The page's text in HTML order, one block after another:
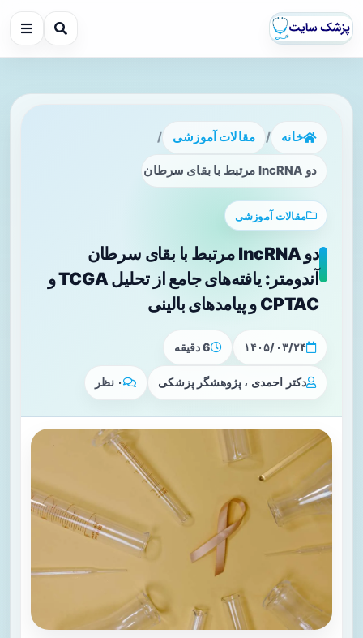
خانه / مقالات آموزشی /
دو lncRNA مرتبط با بقای سرطان آندومتر: یافته‌های جامع از تحلیل TCGA و CPTAC و پیامدهای بالینی
مقالات آموزشی
دو lncRNA مرتبط با بقای سرطان
آندومتر: یافته‌های جامع از تحلیل TCGA و
CPTAC و پیامدهای بالینی
۱۴۰۵/۰۳/۲۴ 6 دقیقه
دکتر احمدی ، پژوهشگر پزشکی ۰ نظر